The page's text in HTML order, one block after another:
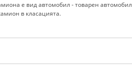
е вид автомобил - товарен
в класацията.